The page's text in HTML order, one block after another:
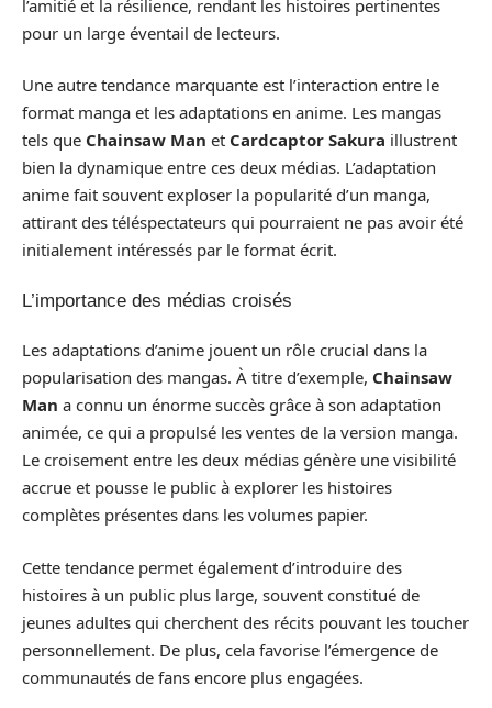
l’amitié et la résilience, rendant les histoires pertinentes
pour un large éventail de lecteurs.
Une autre tendance marquante est l’interaction entre le
format manga et les adaptations en anime. Les mangas
tels que Chainsaw Man et Cardcaptor Sakura illustrent
bien la dynamique entre ces deux médias. L’adaptation
anime fait souvent exploser la popularité d’un manga,
attirant des téléspectateurs qui pourraient ne pas avoir été
initialement intéressés par le format écrit.
L’importance des médias croisés
Les adaptations d’anime jouent un rôle crucial dans la
popularisation des mangas. À titre d’exemple, Chainsaw
Man a connu un énorme succès grâce à son adaptation
animée, ce qui a propulsé les ventes de la version manga.
Le croisement entre les deux médias génère une visibilité
accrue et pousse le public à explorer les histoires
complètes présentes dans les volumes papier.
Cette tendance permet également d’introduire des
histoires à un public plus large, souvent constitué de
jeunes adultes qui cherchent des récits pouvant les toucher
personnellement. De plus, cela favorise l’émergence de
communautés de fans encore plus engagées.